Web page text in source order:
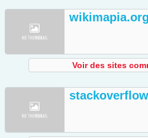
wikimapia.org
Voir des sites